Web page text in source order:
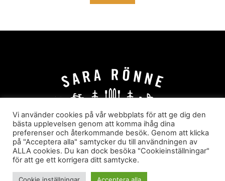
HEM OM MIG
JOBBA MED MIG
HYR I JÄRVSÖ!
KATEGORIER
Sara Rönne. En blogg om frihet, upplevelser och
äventyr
Vi använder cookies på vår webbplats för att ge dig den
bästa upplevelsen genom att komma ihåg dina
preferenser och återkommande besök. Genom att klicka
på "Acceptera alla" samtycker du till användningen av
ALLA cookies. Du kan dock besöka "Cookieinställningar"
för att ge ett korrigera ditt samtycke.